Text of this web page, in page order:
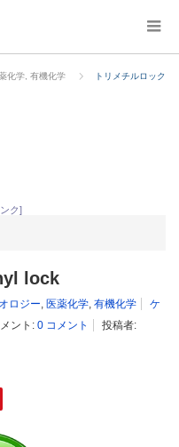
化学 有機化学
トリメチルロック
ク]
lock
ロジー, 医薬化学, 有機化学
ケ
ント: 0 コメント
投稿者: